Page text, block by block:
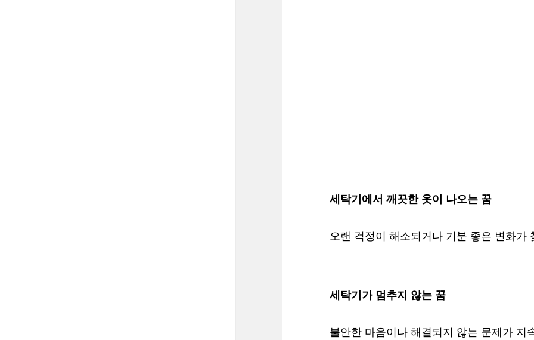
세탁기에서 깨끗한 옷이 나오는 꿈
오랜 걱정이 해소되거나 기분 좋은 변화가
세탁기가 멈추지 않는 꿈
불안한 마음이나 해결되지 않는 문제가 지